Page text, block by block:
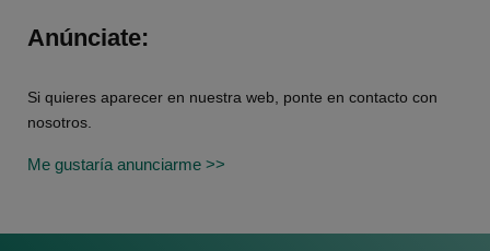
Anúnciate:
Si quieres aparecer en nuestra web, ponte en contacto con
nosotros.
Me gustaría anunciarme >>